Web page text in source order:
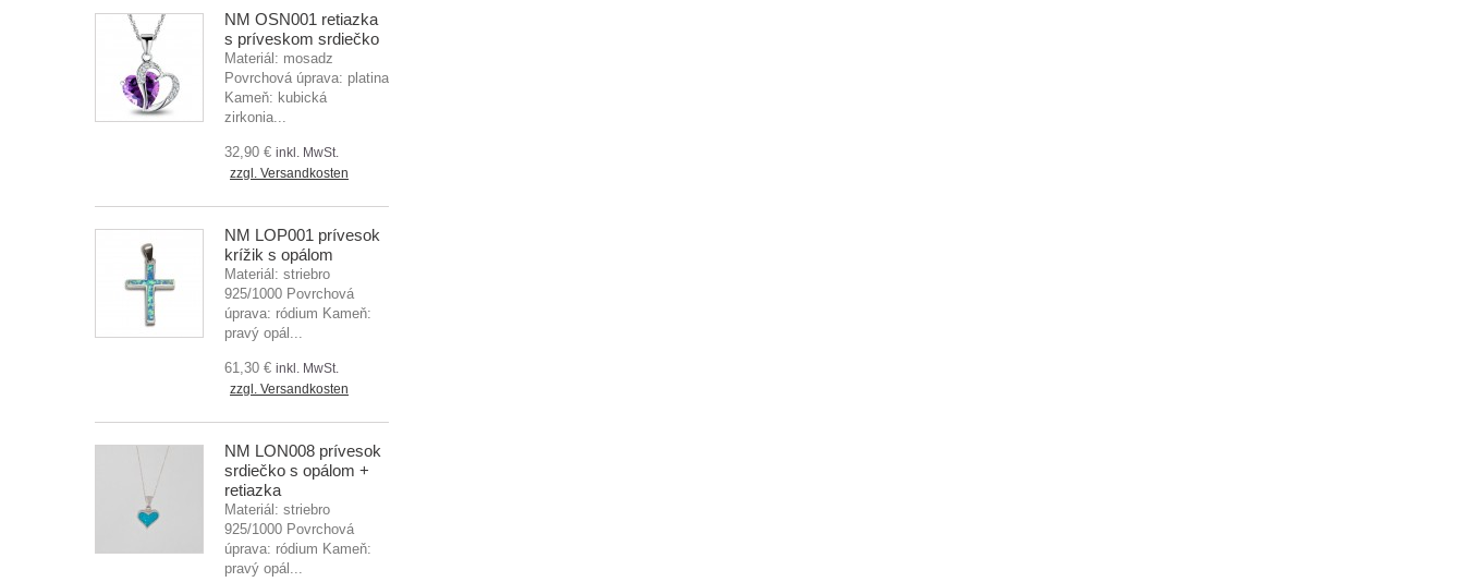
NM OSN001 retiazka
s príveskom srdiečko
Materiál: mosadz
Povrchová úprava: platina
Kameň: kubická
zirkonia...
32,90 € inkl. MwSt.
zzgl. Versandkosten
NM LOP001 prívesok
krížik s opálom
Materiál: striebro
925/1000 Povrchová
úprava: ródium Kameň:
pravý opál...
61,30 € inkl. MwSt.
zzgl. Versandkosten
NM LON008 prívesok
srdiečko s opálom +
retiazka
Materiál: striebro
925/1000 Povrchová
úprava: ródium Kameň:
pravý opál...